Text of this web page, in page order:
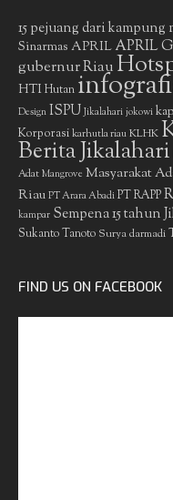
15 pejuang dari
Sinarmas APRIL APRIL
gubernur Riau
HTIHutan
Design ISPU Jikalahari jokowi
Korporasikarhutla riauKLHK
Berita Jikalahari
Adat Mangrove Masyarakat
Riau PT Arara Abadi PT RAPP
kampar Sempena 15 tahun
Sukanto Tanoto Surya darmadi
FIND US ON FACEBOOK